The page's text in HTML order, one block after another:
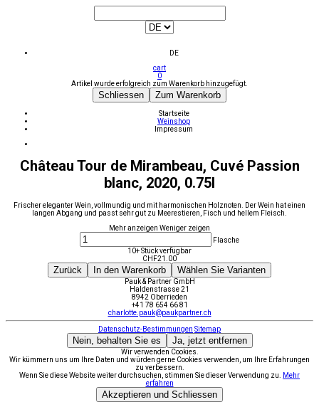
DE
cart
0
Artikel wurde erfolgreich zum Warenkorb hinzugefügt.
Schliessen Zum Warenkorb
Startseite
Weinshop
Impressum
Château Tour de Mirambeau, Cuvé Passion
blanc, 2020, 0.75l
Frischer eleganter Wein, vollmundig und mit harmonischen Holznoten. Der Wein hat einen
langen Abgang und passt sehr gut zu Meerestieren, Fisch und hellem Fleisch.
Mehr anzeigen Weniger zeigen
Flasche
10+ Stück verfügbar
CHF21.00
Zurück In den Warenkorb Wählen Sie Varianten
Pauk & Partner GmbH
Haldenstrasse 21
8942 Oberrieden
+41 78 654 66 81
charlotte.pauk@paukpartner.ch
Datenschutz-Bestimmungen Sitemap
Nein, behalten Sie es Ja, jetzt entfernen
Wir verwenden Cookies.
Wir kümmern uns um Ihre Daten und würden gerne Cookies verwenden, um Ihre Erfahrungen
zu verbessern.
Wenn Sie diese Website weiter durchsuchen, stimmen Sie dieser Verwendung zu.
Mehr
erfahren
Akzeptieren und Schliessen